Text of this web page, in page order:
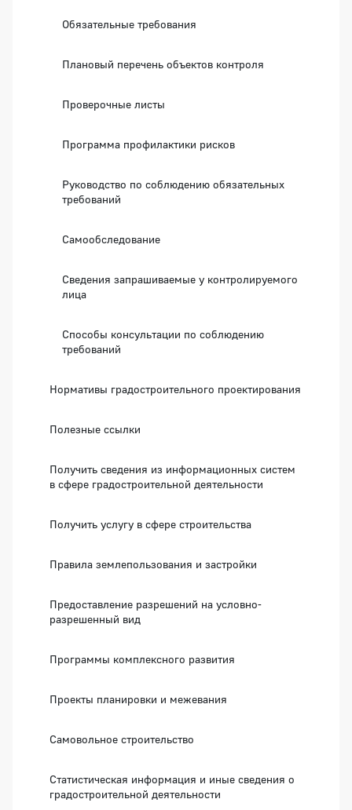
Обязательные требования
Плановый перечень объектов контроля
Проверочные листы
Программа профилактики рисков
Руководство по соблюдению обязательных
требований
Самообследование
Сведения запрашиваемые у контролируемого
лица
Способы консультации по соблюдению
требований
Нормативы градостроительного проектирования
Полезные ссылки
Получить сведения из информационных систем
в сфере градостроительной деятельности
Получить услугу в сфере строительства
Правила землепользования и застройки
Предоставление разрешений на условно-
разрешенный вид
Программы комплексного развития
Проекты планировки и межевания
Самовольное строительство
Статистическая информация и иные сведения о
градостроительной деятельности